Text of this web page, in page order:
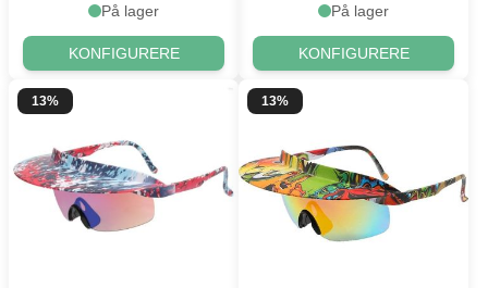
På lager
KONFIGURERE
På lager
KONFIGURERE
13% 13%